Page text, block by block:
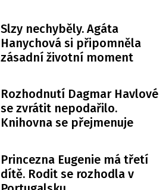
Slzy nechyběly. Agáta
Hanychová si připomněla
zásadní životní moment
Rozhodnutí Dagmar Havlové
se zvrátit nepodařilo.
Knihovna se přejmenuje
Princezna Eugenie má třetí
dítě. Rodit se rozhodla v